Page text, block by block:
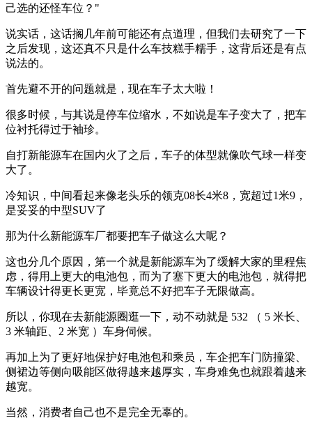
己选的还怪车位？"
说实话，这话搁几年前可能还有点道理，但我们去研究了一下
之后发现，这还真不只是什么车技糕手糯手，这背后还是有点
说法的。
首先避不开的问题就是，现在车子太大啦！
很多时候，与其说是停车位缩水，不如说是车子变大了，把车
位衬托得过于袖珍。
自打新能源车在国内火了之后，车子的体型就像吹气球一样变
大了。
冷知识，中间看起来像老头乐的领克08长4米8，宽超过1米9，
是妥妥的中型SUV了
那为什么新能源车厂都要把车子做这么大呢？
这也分几个原因，第一个就是新能源车为了缓解大家的里程焦
虑，得用上更大的电池包，而为了塞下更大的电池包，就得把
车辆设计得更长更宽，毕竟总不好把车子无限做高。
所以，你现在去新能源圈逛一下，动不动就是 532 （ 5 米长、
3 米轴距、2 米宽 ）车身伺候。
再加上为了更好地保护好电池包和乘员，车企把车门防撞梁、
侧裙边等侧向吸能区做得越来越厚实，车身难免也就跟着越来
越宽。
当然，消费者自己也不是完全无辜的。